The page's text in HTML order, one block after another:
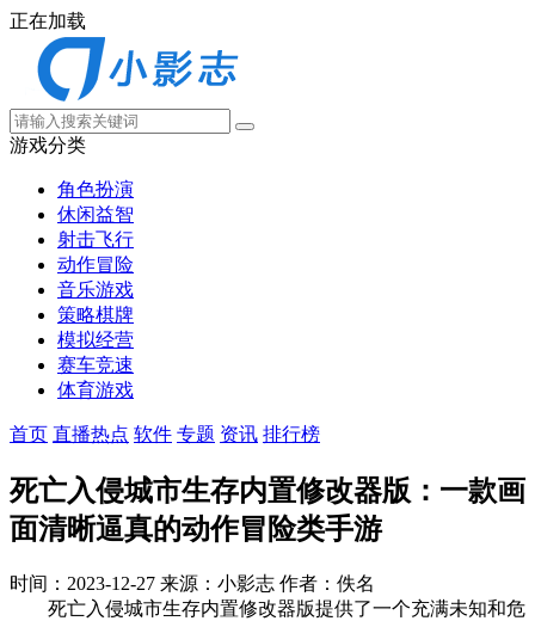
正在加载
游戏分类
角色扮演
休闲益智
射击飞行
动作冒险
音乐游戏
策略棋牌
模拟经营
赛车竞速
体育游戏
首页 直播热点 软件 专题 资讯 排行榜
死亡入侵城市生存内置修改器版：一款画
面清晰逼真的动作冒险类手游
时间：2023-12-27 来源：小影志 作者：佚名
死亡入侵城市生存内置修改器版提供了一个充满未知和危